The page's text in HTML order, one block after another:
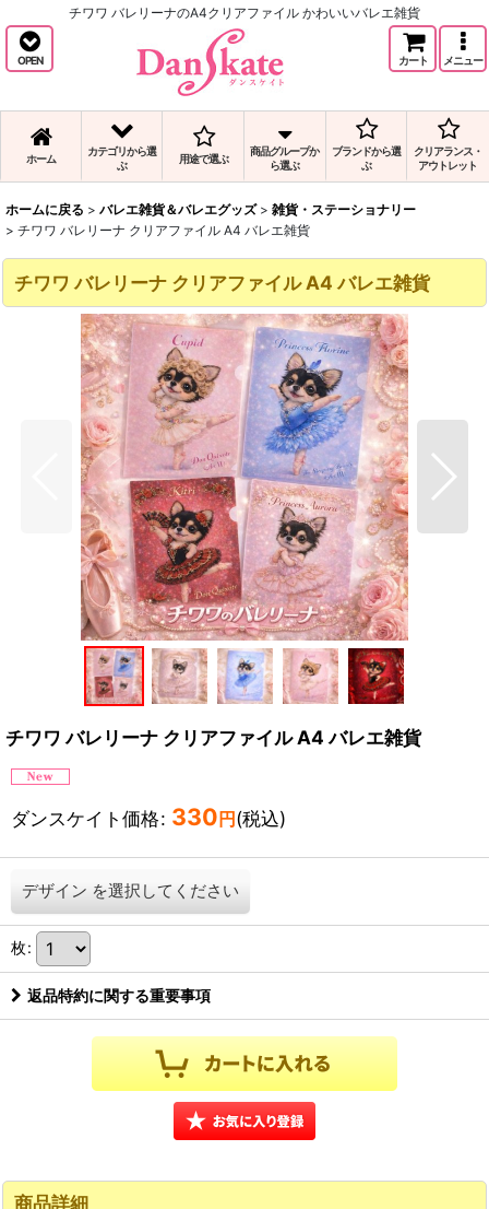
チワワ バレリーナのA4クリアファイル かわいいバレエ雑貨
OPEN カート メニュー
ホーム
カテゴリから選
ぶ
用途で選ぶ
商品グループか
ら選ぶ
ブランドから選
ぶ
クリアランス・
アウトレット
ホームに戻る > バレエ雑貨＆バレエグッズ > 雑貨・ステーショナリー
> チワワ バレリーナ クリアファイル A4 バレエ雑貨
チワワ バレリーナ クリアファイル A4 バレエ雑貨
チワワ バレリーナ クリアファイル A4 バレエ雑貨
ダンスケイト価格: 330 円 (税込)
デザイン を選択してください
枚:
返品特約に関する重要事項
商品詳細